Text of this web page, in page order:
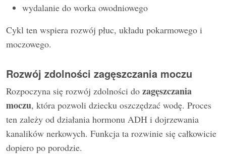
wydalanie do worka owodniowego
Cykl ten wspiera rozwój płuc, układu pokarmowego i
moczowego.
Rozwój zdolności zagęszczania moczu
Rozpoczyna się rozwój zdolności do zagęszczania
moczu, która pozwoli dziecku oszczędzać wodę. Proces
ten zależy od działania hormonu ADH i dojrzewania
kanalików nerkowych. Funkcja ta rozwinie się całkowicie
dopiero po porodzie.